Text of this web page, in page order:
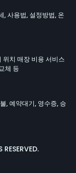
사용법, 설정방법, 온
치 매장 비용 서비스
체 등
, 예약대기, 영수증, 승